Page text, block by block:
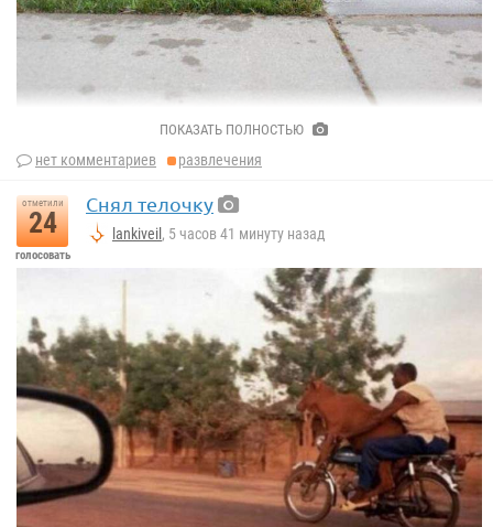
ПОКАЗАТЬ ПОЛНОСТЬЮ
нет комментариев развлечения
отметили
24
голосовать
Снял телочку
lankiveil , 5 часов 41 минуту назад